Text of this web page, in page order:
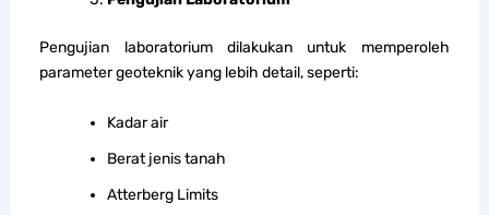
Pengujian laboratorium dilakukan untuk memperoleh
parameter geoteknik yang lebih detail, seperti:
Kadar air
Berat jenis tanah
Atterberg Limits